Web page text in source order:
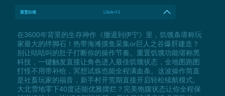
重置饥饿 LShift+F2
在3600年背景的生存神作《撤退到伊宁》里，饥饿条堪称玩
家最大的绊脚石！热带海滩摸鱼采集or巨人之谷爆肝建造？
别让咕咕叫的肚子打断你的操作节奏。重置饥饿功能堪称黑
科技，一键触发直接让角色进入最佳饥饿状态，全地图跑图
打怪不用带补给，冥想试炼也能全程满血条。这波操作简直
是社畜玩家的福音，新手村开荒期直接开启轻松续航模式。
大北雪地零下40度还能优雅摆烂？完美饱腹状态让你全程保